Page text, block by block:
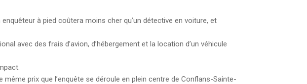
à pied coûtera moins cher qu’un détective en voiture, et
avec des frais d’avion, d’hébergement et la location d’un véhicule
prix que l’enquête se déroule en plein centre de Conflans-Sainte-